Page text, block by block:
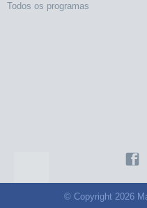
Todos os programas
© Copyright 2026